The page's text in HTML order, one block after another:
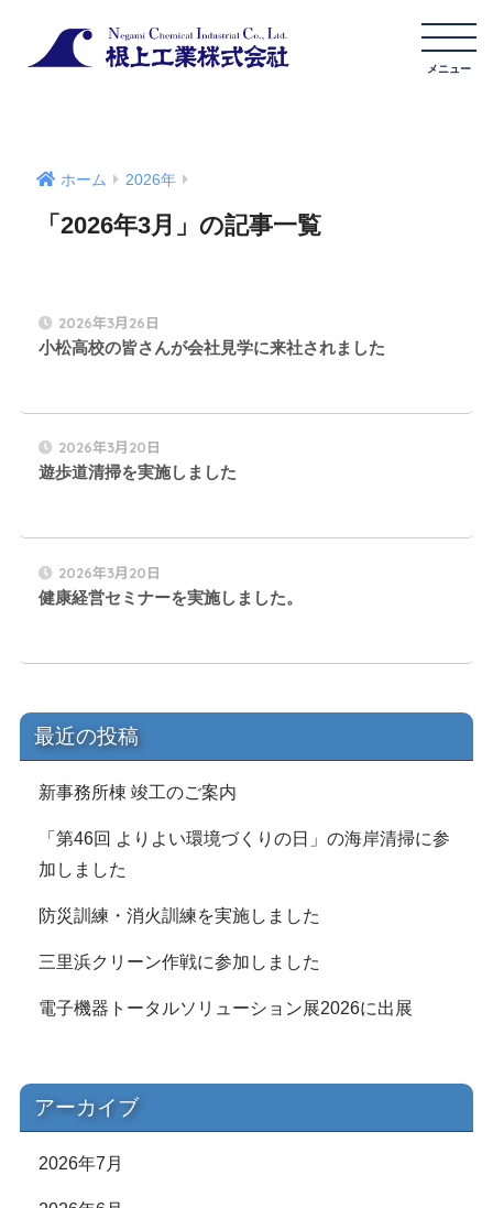
ホーム 2026年
「2026年3月」の記事一覧
2026年3月26日
小松高校の皆さんが会社見学に来社されました
2026年3月20日
遊歩道清掃を実施しました
2026年3月20日
健康経営セミナーを実施しました。
最近の投稿
新事務所棟 竣工のご案内
「第46回 よりよい環境づくりの日」の海岸清掃に参
加しました
防災訓練・消火訓練を実施しました
三里浜クリーン作戦に参加しました
電子機器トータルソリューション展2026に出展
アーカイブ
2026年7月